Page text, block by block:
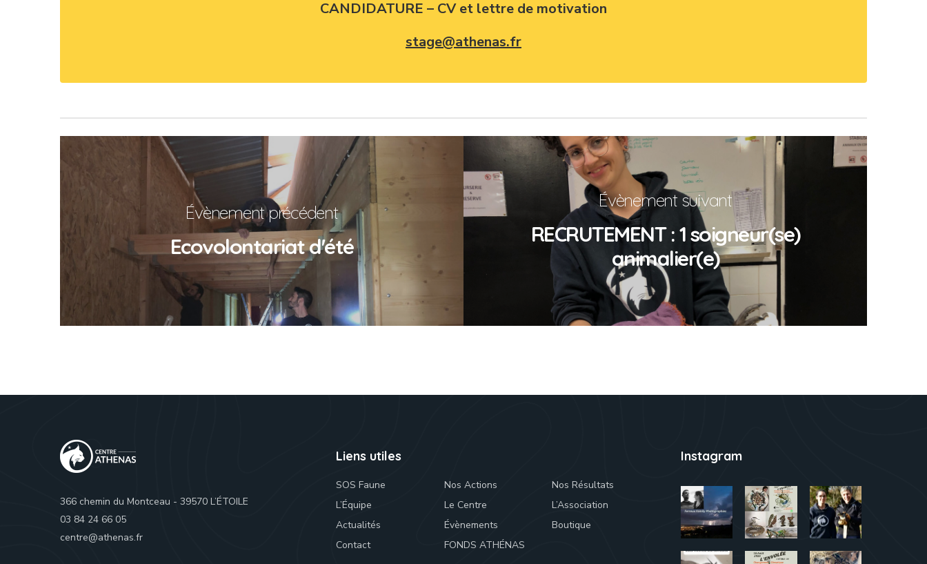
CANDIDATURE – CV et lettre de motivation
stage@athenas.fr
Évènement précédent
Ecovolontariat d'été
Évènement suivant
RECRUTEMENT : 1 soigneur(se)
animalier(e)
366 chemin du Montceau - 39570 L’ÉTOILE
03 84 24 66 05
centre@athenas.fr
Liens utiles
SOS Faune Nos Actions
Nos Résultats
L’Équipe
Le Centre
L’Association
Actualités
Évènements
Boutique
Contact
FONDS ATHÉNAS
Instagram